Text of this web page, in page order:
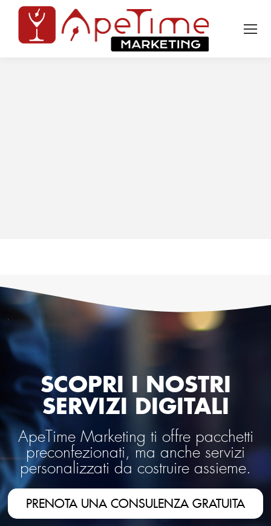
SCOPRI I NOSTRI
SERVIZI DIGITALI
ApeTime Marketing ti offre pacchetti
preconfezionati, ma anche servizi
personalizzati da costruire assieme.
PRENOTA UNA CONSULENZA GRATUITA